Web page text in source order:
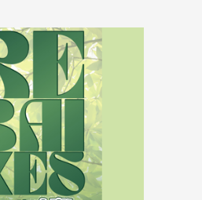
NEWS
CONTACTE
2025_REBAIXES